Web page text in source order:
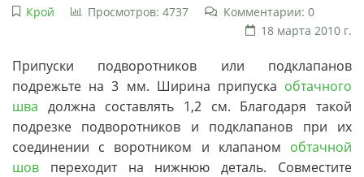
Крой Просмотров: 4737
Комментарии: 0
18 марта 2010 г.
Припуски подворотников или подклапанов
подрежьте на 3 мм. Ширина припуска обтачного
шва должна составлять 1,2 см. Благодаря такой
подрезке подворотников и подклапанов при их
соединении с воротником и клапаном обтачной
шов переходит на нижнюю деталь. Совместите